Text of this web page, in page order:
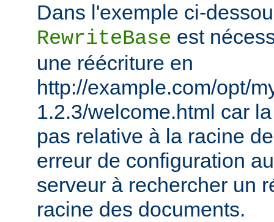
Dans l'exemple ci-
RewriteBase est
une réécriture en
http://example.com/opt/
1.2.3/welcome.html car
pas relative à la racine
erreur de configuration
serveur à rechercher un
racine des documents.